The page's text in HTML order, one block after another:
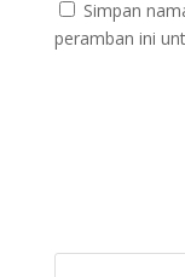
Simpan
peramban ini